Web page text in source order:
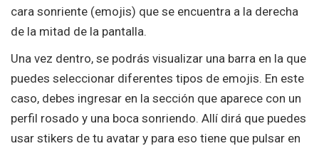
cara sonriente (emojis) que se encuentra a la derecha
de la mitad de la pantalla.
Una vez dentro, se podrás visualizar una barra en la que
puedes seleccionar diferentes tipos de emojis. En este
caso, debes ingresar en la sección que aparece con un
perfil rosado y una boca sonriendo. Allí dirá que puedes
usar stikers de tu avatar y para eso tiene que pulsar en